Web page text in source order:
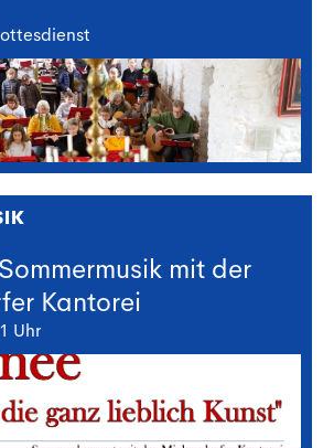
mit der
Kantorei
Uhr